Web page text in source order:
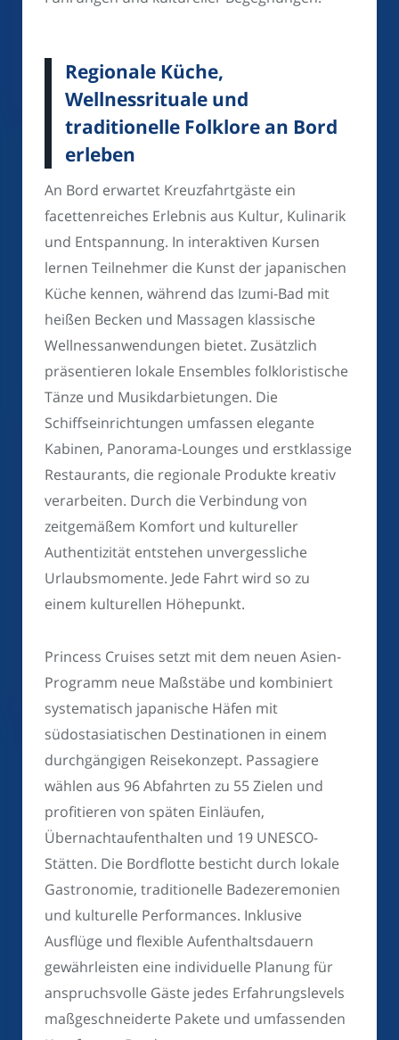
Regionale Küche,
Wellnessrituale und
traditionelle Folklore an Bord
erleben
An Bord erwartet Kreuzfahrtgäste ein
facettenreiches Erlebnis aus Kultur, Kulinarik
und Entspannung. In interaktiven Kursen
lernen Teilnehmer die Kunst der japanischen
Küche kennen, während das Izumi-Bad mit
heißen Becken und Massagen klassische
Wellnessanwendungen bietet. Zusätzlich
präsentieren lokale Ensembles folkloristische
Tänze und Musikdarbietungen. Die
Schiffseinrichtungen umfassen elegante
Kabinen, Panorama-Lounges und erstklassige
Restaurants, die regionale Produkte kreativ
verarbeiten. Durch die Verbindung von
zeitgemäßem Komfort und kultureller
Authentizität entstehen unvergessliche
Urlaubsmomente. Jede Fahrt wird so zu
einem kulturellen Höhepunkt.
Princess Cruises setzt mit dem neuen Asien-
Programm neue Maßstäbe und kombiniert
systematisch japanische Häfen mit
südostasiatischen Destinationen in einem
durchgängigen Reisekonzept. Passagiere
wählen aus 96 Abfahrten zu 55 Zielen und
profitieren von späten Einläufen,
Übernachtaufenthalten und 19 UNESCO-
Stätten. Die Bordflotte besticht durch lokale
Gastronomie, traditionelle Badezeremonien
und kulturelle Performances. Inklusive
Ausflüge und flexible Aufenthaltsdauern
gewährleisten eine individuelle Planung für
anspruchsvolle Gäste jedes Erfahrungslevels
maßgeschneiderte Pakete und umfassenden